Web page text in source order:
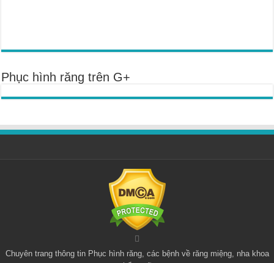
Phục hình răng trên G+
Chuyên trang thông tin Phục hình răng, các bệnh về răng miệng, nha khoa